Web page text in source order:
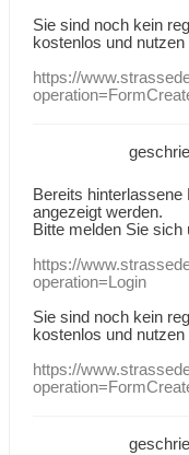
Sie sind noch kein
kostenlos und
https://
Bereits
angezeigt werden.
Bitte melden Sie sich
https://
operation=Login
Sie sind noch kein
kostenlos und
https://